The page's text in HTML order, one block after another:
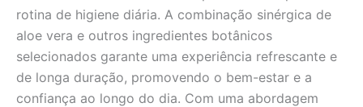
rotina de higiene diária. A combinação sinérgica de
aloe vera e outros ingredientes botânicos
selecionados garante uma experiência refrescante e
de longa duração, promovendo o bem-estar e a
confiança ao longo do dia. Com uma abordagem